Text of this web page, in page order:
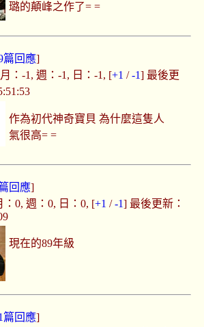
璐的顛峰之作了= =
篇回應]
：-1, 週：-1, 日：-1, [+1 /-1] 最後更
作為初代神奇寶貝 為什麼這隻人
氣很高= =
回應]
0, 週：0, 日：0, [+1 /-1] 最後更新：
現在的89年級
篇回應]